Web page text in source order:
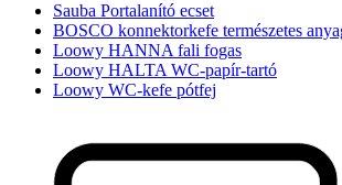
Sauba Portalanító ecset
BOSCO konnektorkefe természetes
Loowy HANNA fali fogas
Loowy HALTA WC-papír-tartó
Loowy WC-kefe pótfej